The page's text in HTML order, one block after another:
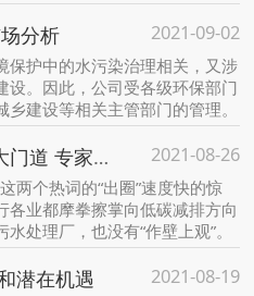
分析 2021-09-02
保护中的水污染治理相关，又涉
设。因此，公司受各级环保部门
建设等相关主管部门的管理。
污水处理厂“低碳化”也有大门道 专家给出3大建议 2021-08-26
两个热词的“出圈”速度快的惊
各业都摩拳擦掌向低碳减排方向
处理厂，也没有“作壁上观”。
潜在机遇 2021-08-19